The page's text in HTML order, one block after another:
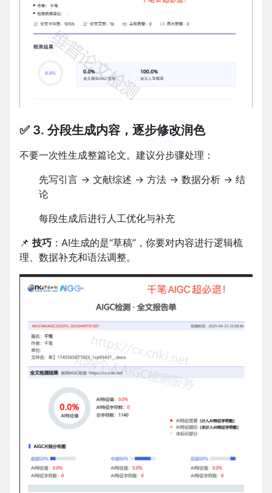
✅ 3. 分段生成内容，逐步修改润色
不要一次性生成整篇论文。建议分步骤处理：
先写引言 → 文献综述 → 方法 → 数据分析 → 结
论
每段生成后进行人工优化与补充
📌 技巧 ：AI生成的是“草稿”，你要对内容进行逻辑梳
理、数据补充和语法调整。